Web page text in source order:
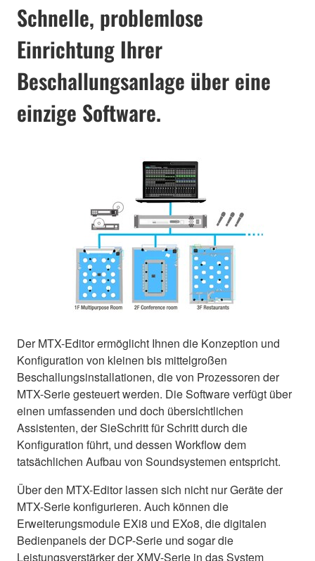
Schnelle, problemlose
Einrichtung Ihrer
Beschallungsanlage über eine
einzige Software.
Der MTX-Editor ermöglicht Ihnen die Konzeption und
Konfiguration von kleinen bis mittelgroßen
Beschallungsinstallationen, die von Prozessoren der
MTX-Serie gesteuert werden. Die Software verfügt über
einen umfassenden und doch übersichtlichen
Assistenten, der SieSchritt für Schritt durch die
Konfiguration führt, und dessen Workflow dem
tatsächlichen Aufbau von Soundsystemen entspricht.
Über den MTX-Editor lassen sich nicht nur Geräte der
MTX-Serie konfigurieren. Auch können die
Erweiterungsmodule EXi8 und EXo8, die digitalen
Bedienpanels der DCP-Serie und sogar die
Leistungsverstärker der XMV-Serie in das System